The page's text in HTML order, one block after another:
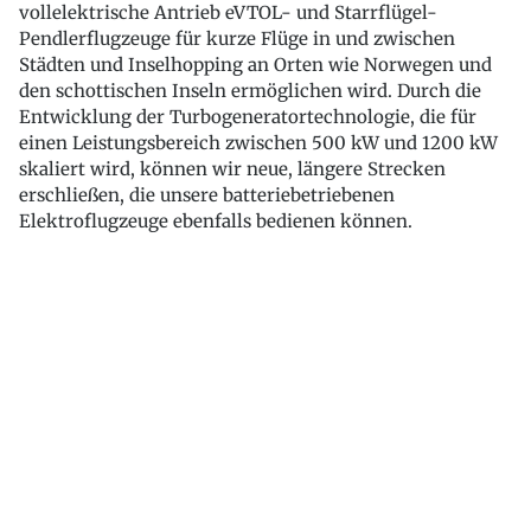
vollelektrische Antrieb eVTOL- und Starrflügel-
Pendlerflugzeuge für kurze Flüge in und zwischen
Städten und Inselhopping an Orten wie Norwegen und
den schottischen Inseln ermöglichen wird. Durch die
Entwicklung der Turbogeneratortechnologie, die für
einen Leistungsbereich zwischen 500 kW und 1200 kW
skaliert wird, können wir neue, längere Strecken
erschließen, die unsere batteriebetriebenen
Elektroflugzeuge ebenfalls bedienen können.